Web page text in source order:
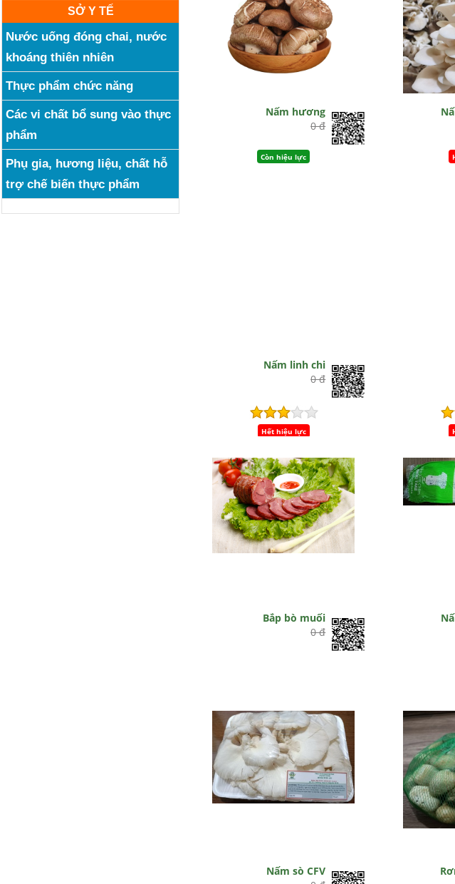
SỞ Y TẾ
Nước uống đóng chai, nước
khoáng thiên nhiên
Thực phẩm chức năng
Các vi chất bổ sung vào thực
phẩm
Phụ gia, hương liệu, chất hỗ
trợ chế biến thực phẩm
Nấm hương
0 đ
Còn hiệu lực
Nấm linh chi
0 đ
Hết hiệu lực
Bắp bò muối
0 đ
Nấm sò CFV